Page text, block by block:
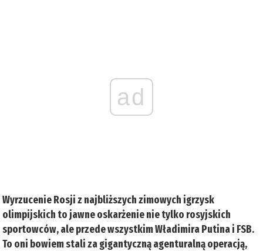
ad
Wyrzucenie Rosji z najbliższych zimowych igrzysk
olimpijskich to jawne oskarżenie nie tylko rosyjskich
sportowców, ale przede wszystkim Władimira Putina i FSB.
To oni bowiem stali za gigantyczną agenturalną operacją,